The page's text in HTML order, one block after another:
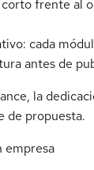
frente al
cada
antes de
la
de propuesta.
empresa